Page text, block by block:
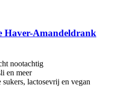
Haver-​Amandeldrank
nootachtig
en meer
sukers, lactosevrij en vegan